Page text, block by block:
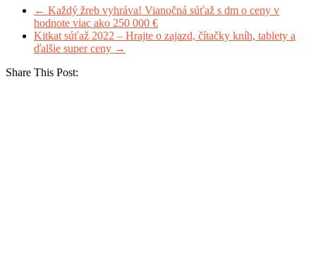
← Každý žreb vyhráva! Vianočná súťaž s dm o ceny v
hodnote viac ako 250 000 €
Kitkat súťaž 2022 – Hrajte o zajazd, čítačky kníh, tablety a
ďalšie super ceny →
Share This Post: